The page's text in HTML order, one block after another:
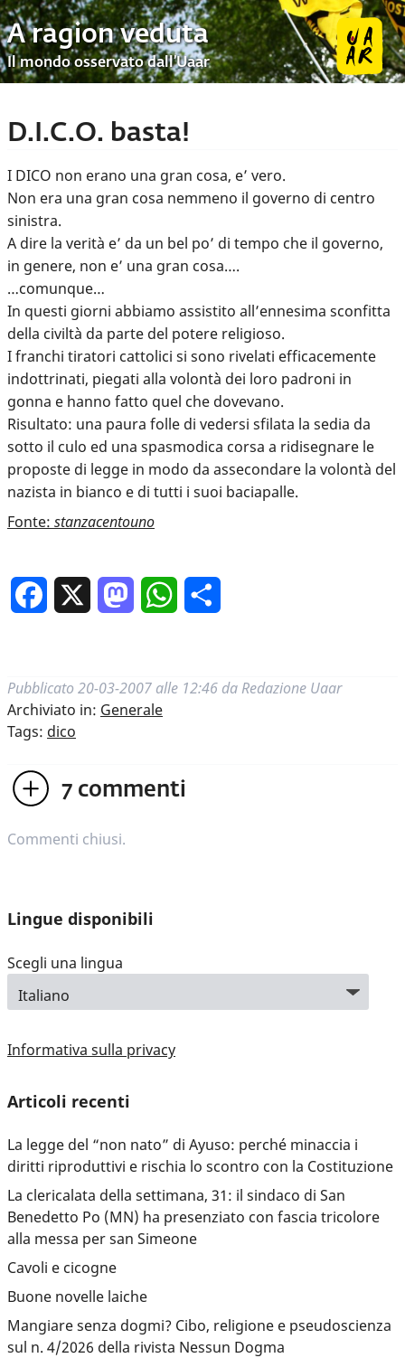
A ragion veduta
Il mondo osservato dall’Uaar
D.I.C.O. basta!
I DICO non erano una gran cosa, e’ vero.
Non era una gran cosa nemmeno il governo di centro
sinistra.
A dire la verità e’ da un bel po’ di tempo che il governo,
in genere, non e’ una gran cosa….
…comunque…
In questi giorni abbiamo assistito all’ennesima sconfitta
della civiltà da parte del potere religioso.
I franchi tiratori cattolici si sono rivelati efficacemente
indottrinati, piegati alla volontà dei loro padroni in
gonna e hanno fatto quel che dovevano.
Risultato: una paura folle di vedersi sfilata la sedia da
sotto il culo ed una spasmodica corsa a ridisegnare le
proposte di legge in modo da assecondare la volontà del
nazista in bianco e di tutti i suoi baciapalle.
Fonte: stanzacentouno
Facebook MastodonWhatsApp
Pubblicato 20-03-2007 alle 12:46 da Redazione Uaar
Archiviato in: Generale
Tags: dico
7 commenti
Commenti chiusi.
Lingue disponibili
Scegli una lingua
Informativa sulla privacy
Articoli recenti
La legge del “non nato” di Ayuso: perché minaccia i
diritti riproduttivi e rischia lo scontro con la Costituzione
La clericalata della settimana, 31: il sindaco di San
Benedetto Po (MN) ha presenziato con fascia tricolore
alla messa per san Simeone
Cavoli e cicogne
Buone novelle laiche
Mangiare senza dogmi? Cibo, religione e pseudoscienza
sul n. 4/2026 della rivista Nessun Dogma